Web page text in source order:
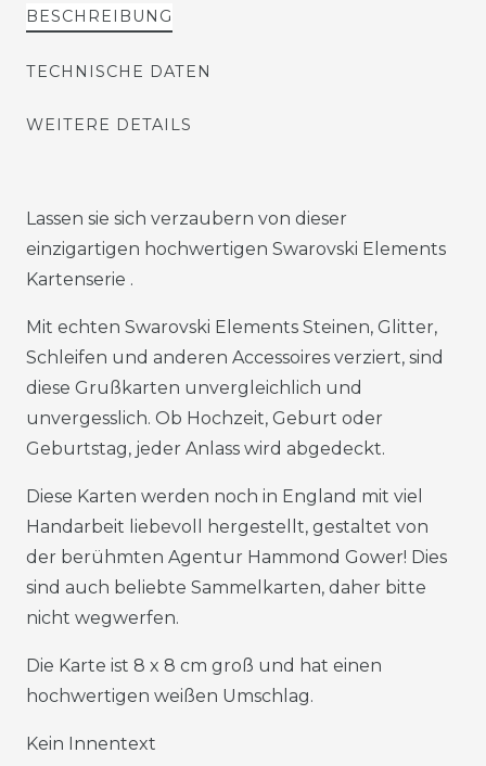
BESCHREIBUNG
TECHNISCHE DATEN
WEITERE DETAILS
Lassen sie sich verzaubern von dieser
einzigartigen hochwertigen Swarovski Elements
Kartenserie .
Mit echten Swarovski Elements Steinen, Glitter,
Schleifen und anderen Accessoires verziert, sind
diese Grußkarten unvergleichlich und
unvergesslich. Ob Hochzeit, Geburt oder
Geburtstag, jeder Anlass wird abgedeckt.
Diese Karten werden noch in England mit viel
Handarbeit liebevoll hergestellt, gestaltet von
der berühmten Agentur Hammond Gower! Dies
sind auch beliebte Sammelkarten, daher bitte
nicht wegwerfen.
Die Karte ist 8 x 8 cm groß und hat einen
hochwertigen weißen Umschlag.
Kein Innentext